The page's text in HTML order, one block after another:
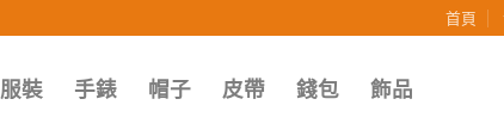
首頁
服裝 手錶 帽子 皮帶 錢包 飾品